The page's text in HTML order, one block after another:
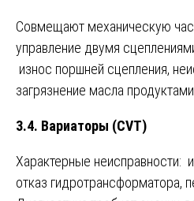
Совмещают механическую
управление двумя
износ поршней сцепления,
загрязнение масла
3.4. Вариаторы (CVT)
Характерные неисправности:
отказ гидротрансформатора,